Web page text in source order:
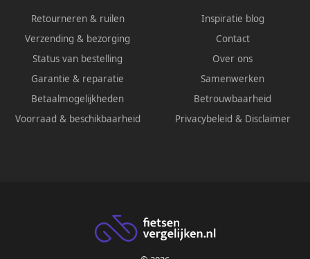
Retourneren & ruilen
Verzending & bezorging
Status van bestelling
Garantie & reparatie
Betaalmogelijkheden
Voorraad & beschikbaarheid
Inspiratie blog
Contact
Over ons
Samenwerken
Betrouwbaarheid
Privacybeleid & Disclaimer